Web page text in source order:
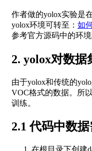
作者做的yolox实验是
yolox环境可转至： 如
参考官方源码中的环境
2. yolox对数据
由于yolox和传统的
VOC格式的数据。所
训练。
2.1 代码中数